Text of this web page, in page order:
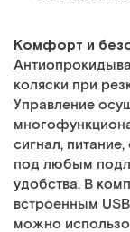
Комфорт и
коляски при
Управление
сигнал,
под любым
удобства. В
встроенным
можно